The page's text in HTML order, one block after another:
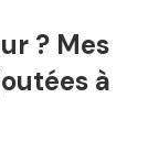
? Mes
à